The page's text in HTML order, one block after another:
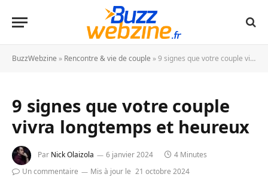
BuzzWebzine » Rencontre & vie de couple »9 signes que votre couple vivra longtemps et heureux
9 signes que votre couple
vivra longtemps et heureux
Par Nick Olaizola 6 janvier 2024
4 Minutes
Un commentaire
Mis à jour le 21 octobre 2024